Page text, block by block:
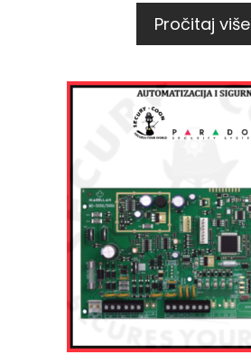
Pročitaj više